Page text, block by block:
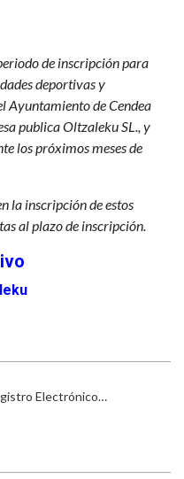
de inscripción para
deportivas y
Ayuntamiento de Cendea
publica Oltzaleku SL., y
los próximos meses de
la inscripción de estos
al plazo de inscripción.
Electrónico…